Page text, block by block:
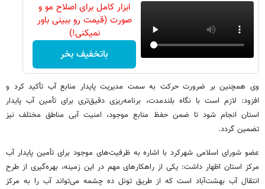
ابزار کامل برای اصلاح مو و
صورت (قیمت رو ببینی باور
نمیکنی!)
باتخفیف بخر
وی همچنین بر ضرورت حرکت به سمت مدیریت پایدار منابع آب تأکید کرد و
افزود: لازم است با نگاه بلندمدت، برنامه‌ریزی دقیق‌تری برای تأمین آب پایدار
استان انجام شود تا ضمن حفظ منابع موجود، امنیت آبی مناطق مختلف نیز
تضمین گردد.
عضو شورای اسلامی شهرکرد با اشاره به ظرفیت‌های موجود برای تأمین پایدار آب
مرکز استان اظهار داشت: یکی از راهکارهای مهم در این زمینه، بهره‌گیری از طرح
انتقال آب بهشت‌آباد است که از طریق تونل ده چشمه می‌تواند آب را به مرکز